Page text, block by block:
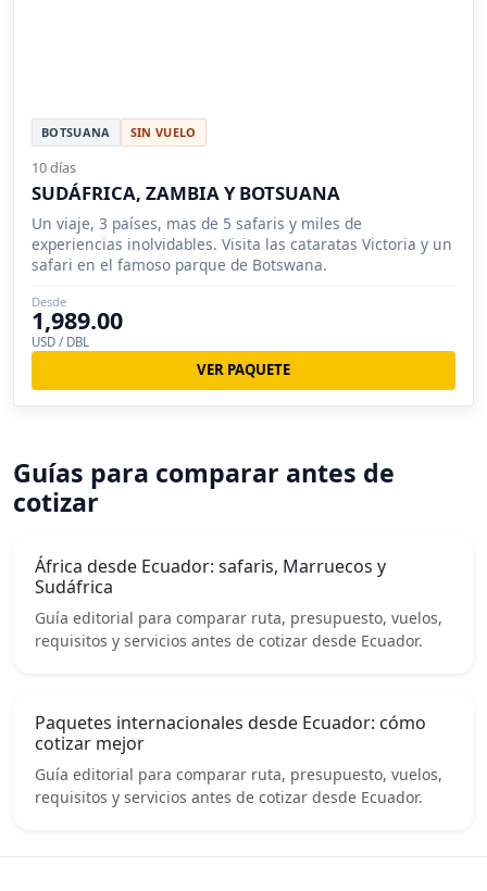
BOTSUANA SIN VUELO
10 días
SUDÁFRICA, ZAMBIA Y BOTSUANA
Un viaje, 3 países, mas de 5 safaris y miles de
experiencias inolvidables. Visita las cataratas Victoria y un
safari en el famoso parque de Botswana.
Desde
1,989.00
USD / DBL
VER PAQUETE
Guías para comparar antes de
cotizar
África desde Ecuador: safaris, Marruecos y
Sudáfrica
Guía editorial para comparar ruta, presupuesto, vuelos,
requisitos y servicios antes de cotizar desde Ecuador.
Paquetes internacionales desde Ecuador: cómo
cotizar mejor
Guía editorial para comparar ruta, presupuesto, vuelos,
requisitos y servicios antes de cotizar desde Ecuador.